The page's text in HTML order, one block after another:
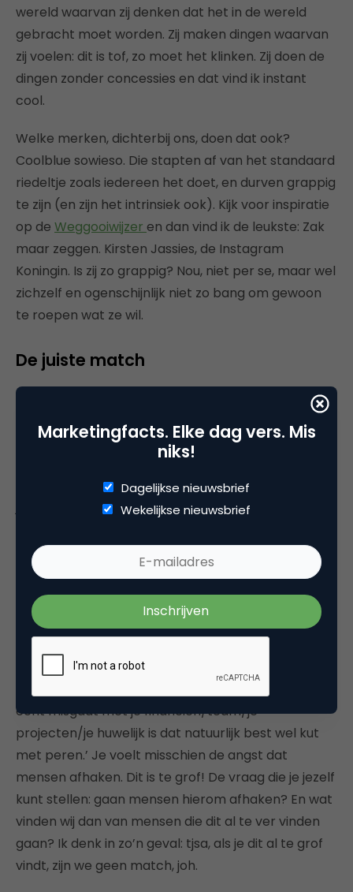
wereld waarvan zij denken dat het in de wereld
gebracht moet worden. Zij maken dingen waarvan
zij voelen: dit is tof, zo moet het klinken. Zij doen de
dingen zonder concessies en dat vind ik instant
cool.
Welke merken, dichterbij ons, doen dat ook?
Coolblue sowieso. Die stapten af van het standaard
riedeltje zoals iedereen het doet, en durven grappig
te zijn (en zijn het intrinsiek ook). Kijk voor inspiratie
op de Weggooiwijzer en dan vind ik de leukste: Zak
maar zeggen. Kirsten Jassies, de Instagram
Koningin. Is zij zo grappig? Nou, niet per se, maar wel
zichzelf en ogenschijnlijk niet zo bang om gewoon
te roepen wat ze wil.
De juiste match
Nadat je helemaal helder hebt wat je wil brengen
belangrijk vindt, is daar natuurlijk de vraag: aan wie
gaan we dit presenteren? Wie zijn onze klanten? En
als je al een hele groep klanten hebt of mensen op
je maillist, dan kun je je bij een specifiek concreet
“Wie zijn je klanten”
doet dat al tijden en mensen zijn geïnspireerd. En
echt misgaat met je financiën/team/je
projecten/je huwelijk is dat natuurlijk best wel kut
met peren.’ Je voelt misschien de angst dat
mensen afhaken. Dit is te grof! De vraag die je jezelf
kunt stellen: gaan mensen hierom afhaken? En wat
vinden wij dan van mensen die dit al te ver vinden
gaan? Ik denk in zo’n geval: tjsa, als je dit al te grof
vindt, zijn we geen match, joh.
Marketingfacts. Elke dag vers. Mis
niks!
Dagelijkse nieuwsbrief
Wekelijkse nieuwsbrief